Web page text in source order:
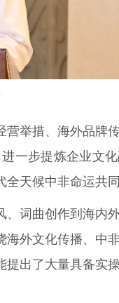
举措、海外品牌
一步提炼企业文
天候中非命运共
词曲创作到海内
外文化传播、中
出了大量具备实